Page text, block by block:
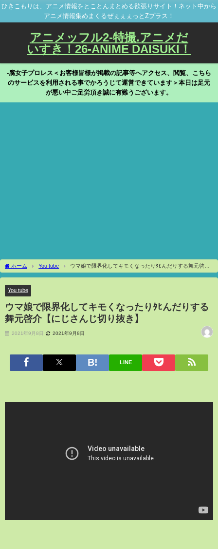
ひきこもりは、アニメ情報をとことんまとめる欲張りサイト！ネット中から
アニメ情報集めまくるぜぇぇぇっとZプラス！
アニメッフル2-特撮.アニメだ
いすき！26-ANIME DAISUKI！
-腐女子プロレス＜お客様皆様が掲載の記事等へアクセス、閲覧、こちら
のサービスを利用される事でかろうじて運営できています＞本日は足元
が悪い中ご足労頂き誠に有難うございます。
ホーム You tube
ウマ娘で限界化してキモくなったりﾀﾋんだりする舞元啓介
【にじさんじ切り抜き】
You tube
ウマ娘で限界化してキモくなったりﾀﾋんだりする
舞元啓介【にじさんじ切り抜き】
2021年9月8日 2021年9月8日
LINE